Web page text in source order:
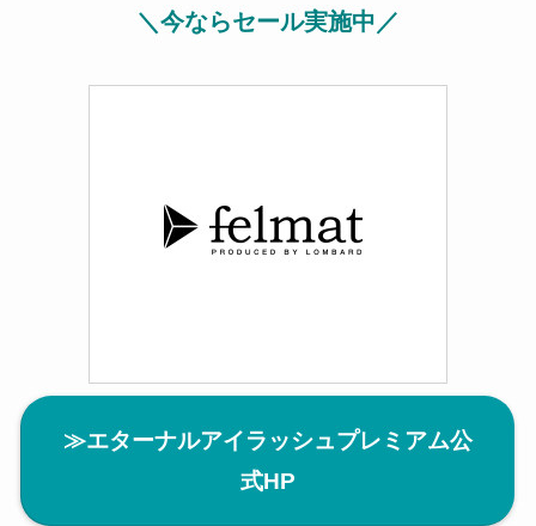
＼今ならセール実施中／
≫エターナルアイラッシュプレミアム公
式HP